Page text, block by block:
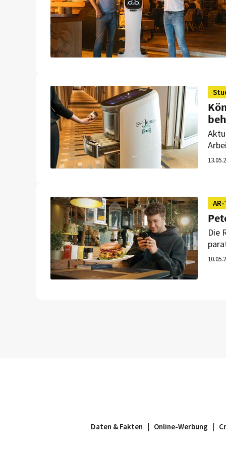
Die
Daten & Fakten Online-Werbung